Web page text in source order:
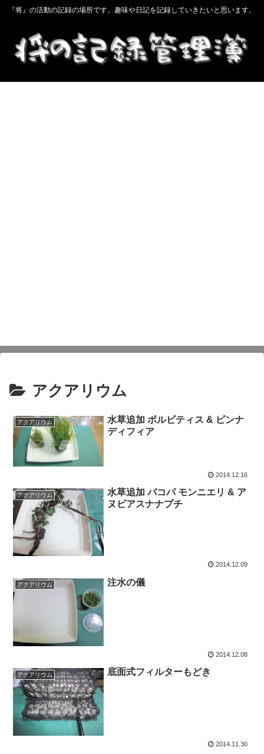
『将』の活動の記録の場所です。趣味や日記を記録していきたいと思います。
アクアリウム
アクアリウム
水草追加 ボルビティス & ピンナ
ディフィア
2014.12.16
アクアリウム
水草追加 バコパ モンニエリ & ア
ヌビアスナナプチ
2014.12.09
アクアリウム 注水の儀
2014.12.08
アクアリウム 底面式フィルターもどき
2014.11.30